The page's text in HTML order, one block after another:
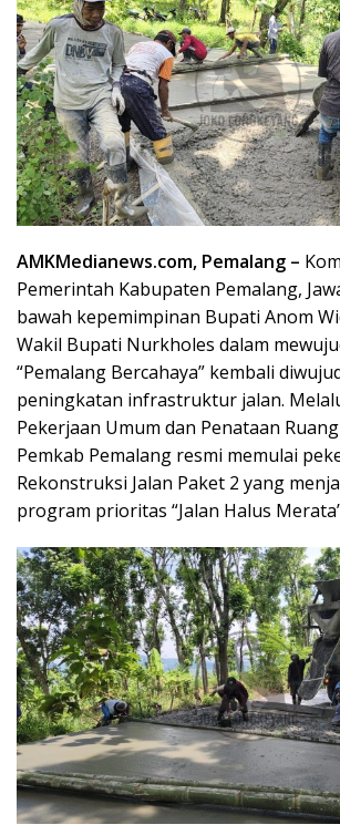
AMKMedianews.com, Pemalang –
Pemerintah Kabupaten Pemalang,
bawah kepemimpinan Bupati Anom
Wakil Bupati Nurkholes dalam
“Pemalang Bercahaya” kembali
peningkatan infrastruktur jalan.
Pekerjaan Umum dan Penataan Ruang
Pemkab Pemalang resmi memulai
Rekonstruksi Jalan Paket 2 yang
program prioritas “Jalan Halus